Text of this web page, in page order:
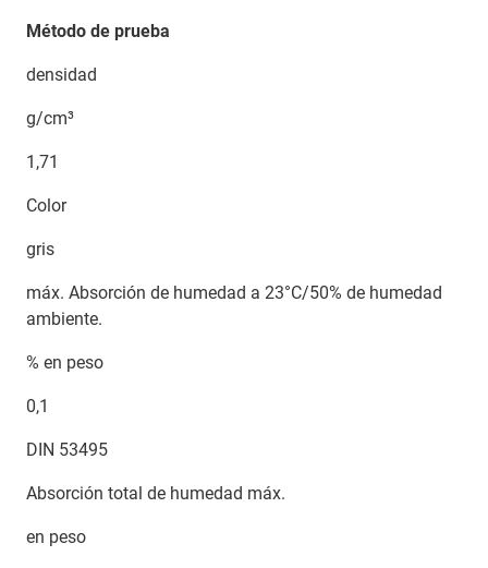
Método de prueba
densidad
g/cm³
1,71
Color
gris
máx. Absorción de humedad a 23°C/50% de humedad
ambiente.
% en peso
0,1
DIN 53495
Absorción total de humedad máx.
en peso